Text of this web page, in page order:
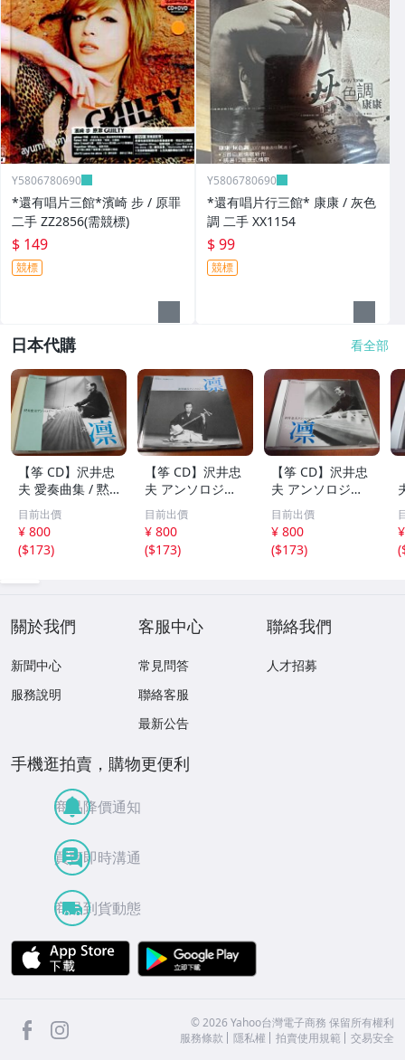
Y5806780690
*還有唱片三館*濱崎 步 / 原罪
二手 ZZ2856(需競標)
$ 149
競標
Y5806780690
*還有唱片行三館* 康康 / 灰色
調 二手 XX1154
$ 99
競標
日本代購 看全部
【筝 CD】沢井忠
夫 愛奏曲集 / 黙
示 、波 、二つの
相 、箏二重奏ソ
ナタ 杵屋正邦 、
入野義朗 、小野
目前出價
¥ 800
($173)
【筝 CD】沢井忠
夫 アンソロジー
「凜」からの分売
沢井忠夫作品集
ライブ 風衣、水
の声、枯野砧、五
目前出價
¥ 800
($173)
【筝 CD】沢井忠
夫 アンソロジー
「凜」からの分売
沢井忠夫 作品集
第三集 “光る海”
（限定販売） 200
目前出價
¥ 800
($173)
(
關於我們
新聞中心
服務說明
客服中心
常見問答
聯絡客服
最新公告
聯絡我們
人才招募
手機逛拍賣，購物更便利
商品降價通知
買賣即時溝通
商品到貨動態
APP Store
facebook ©2026 Yahoo台灣電子商務 保留所有權利
服務條款
隱私權 拍賣使用規範 交易安全